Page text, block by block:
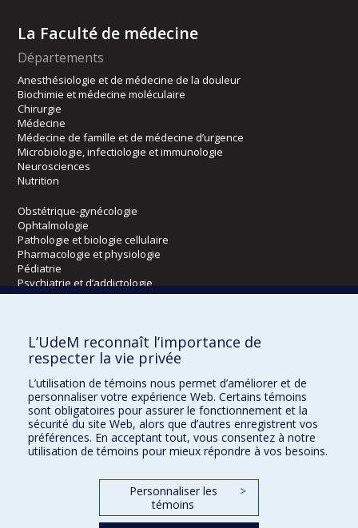
La Faculté de médecine
Départements
Anesthésiologie et de médecine de la douleur
Biochimie et médecine moléculaire
Chirurgie
Médecine
Médecine de famille et de médecine d’urgence
Microbiologie, infectiologie et immunologie
Neurosciences
Nutrition
Obstétrique-gynécologie
Ophtalmologie
Pathologie et biologie cellulaire
Pharmacologie et physiologie
Pédiatrie
Psychiatrie et d’addictologie
Radiologie, radio-oncologie et médecine nucléaire
Écoles
Orthophonie et audiologie
Réadaptation
Directions
L’UdeM reconnaît l’importance de
respecter la vie privée
L’utilisation de témoins nous permet d’améliorer et de
personnaliser votre expérience Web. Certains témoins
sont obligatoires pour assurer le fonctionnement et la
sécurité du site Web, alors que d’autres enregistrent vos
préférences. En acceptant tout, vous consentez à notre
utilisation de témoins pour mieux répondre à vos besoins.
Personnaliser les
témoins
>